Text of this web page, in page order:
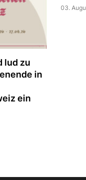
lud zu
in
ein
03.